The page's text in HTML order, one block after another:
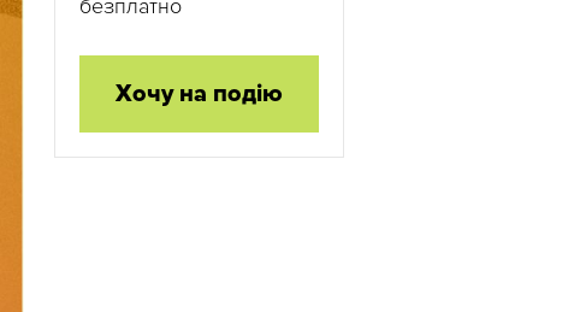
безплатно
Хочу на подію